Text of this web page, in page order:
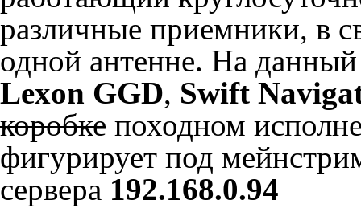
различные приемники, в
одной антенне. На
Lexon GGD, Swift
коробке походном
фигурирует под
сервера 192.168.0.94